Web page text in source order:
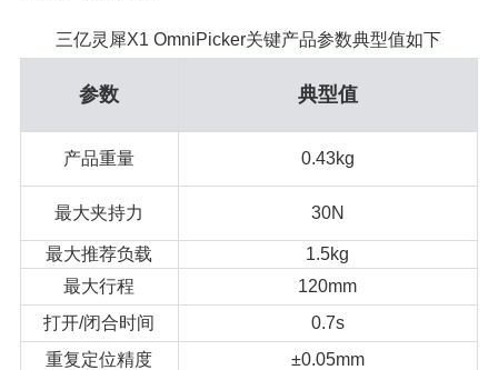
三亿灵犀X1 OmniPicker关键产品参数典型值如下
参数 典型值
产品重量 0.43kg
最大夹持力 30N
最大推荐负载
1.5kg
最大行程
120mm
打开/闭合时间
0.7s
重复定位精度
±0.05mm